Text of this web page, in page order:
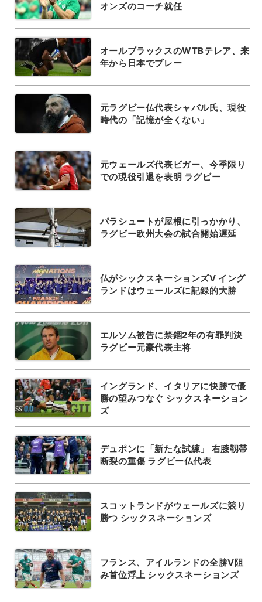
オンズのコーチ就任
オールブラックスのWTBテレア、来
年から日本でプレー
元ラグビー仏代表シャバル氏、現役
時代の「記憶が全くない」
元ウェールズ代表ビガー、今季限り
での現役引退を表明 ラグビー
パラシュートが屋根に引っかかり、
ラグビー欧州大会の試合開始遅延
仏がシックスネーションズV イング
ランドはウェールズに記録的大勝
エルソム被告に禁錮2年の有罪判決
ラグビー元豪代表主将
イングランド、イタリアに快勝で優
勝の望みつなぐ シックスネーション
ズ
デュポンに「新たな試練」 右膝靱帯
断裂の重傷 ラグビー仏代表
スコットランドがウェールズに競り
勝つ シックスネーションズ
フランス、アイルランドの全勝V阻
み首位浮上 シックスネーションズ